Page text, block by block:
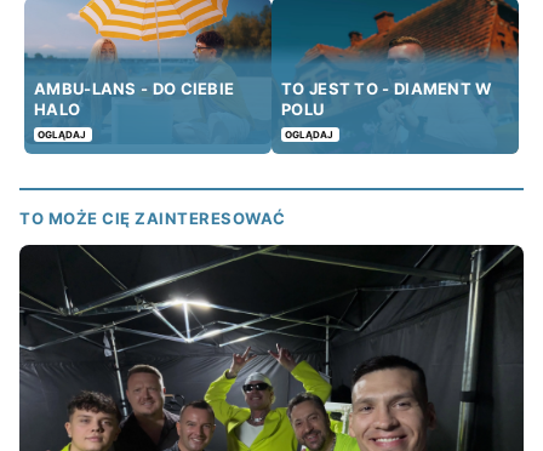
AMBU-LANS - DO CIEBIE
HALO
OGLĄDAJ
TO JEST TO - DIAMENT W
POLU
OGLĄDAJ
TO MOŻE CIĘ ZAINTERESOWAĆ